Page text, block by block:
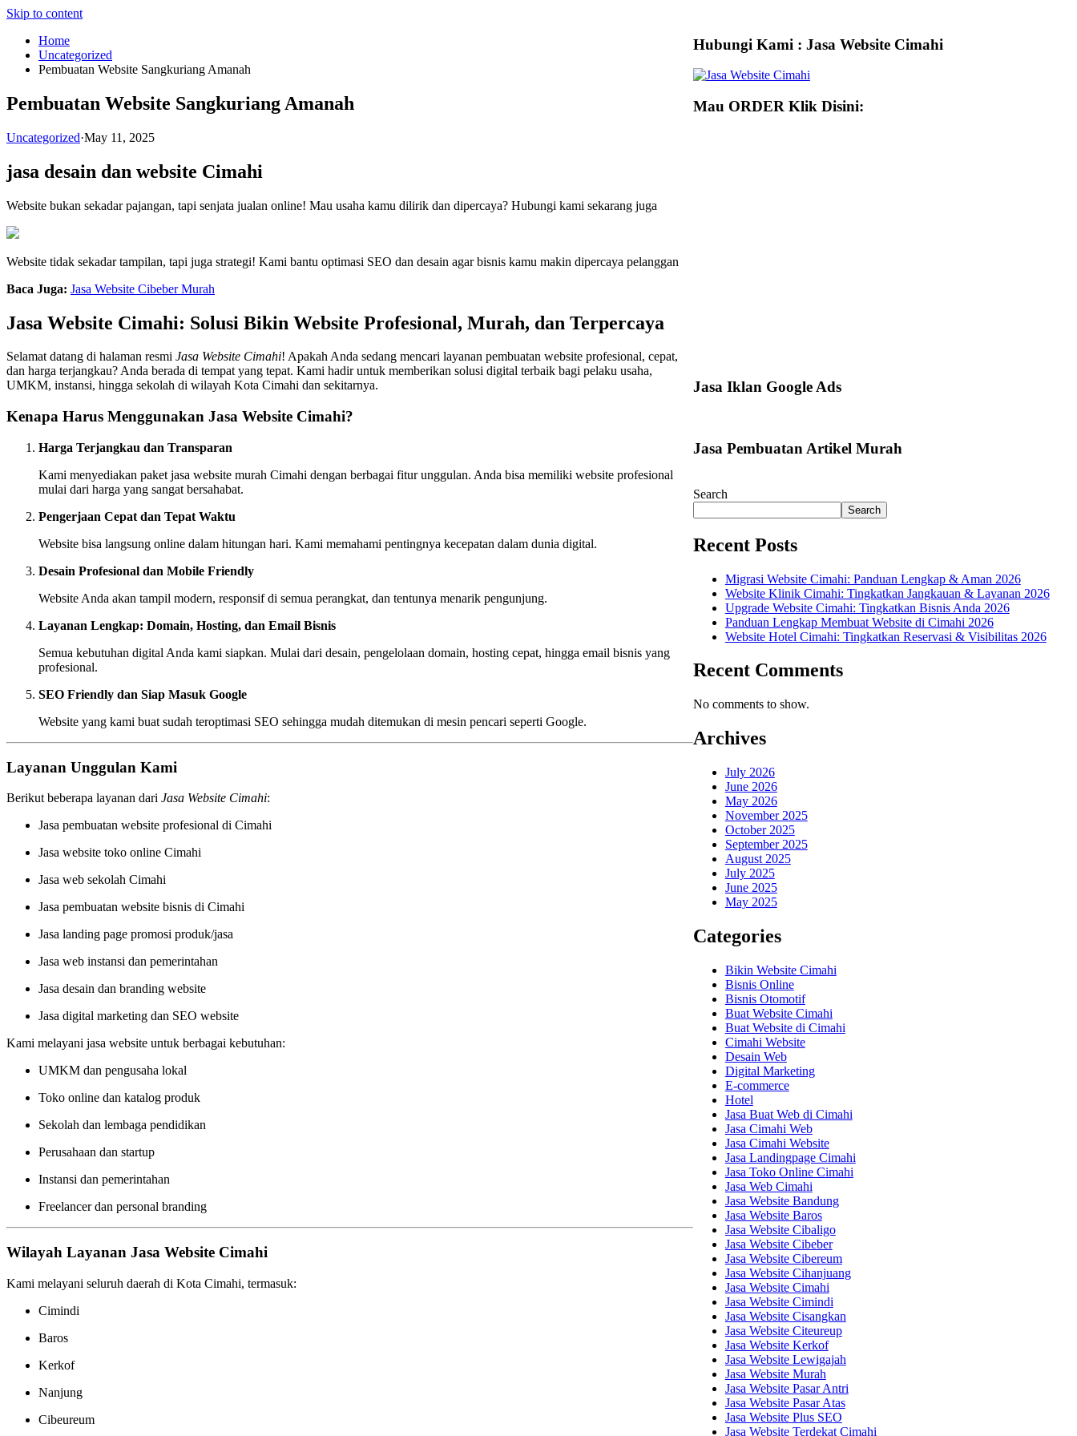
Skip to content
Home
Uncategorized
Pembuatan Website Sangkuriang Amanah
Pembuatan Website Sangkuriang Amanah
Uncategorized·May 11, 2025
jasa desain dan website Cimahi
Website bukan sekadar pajangan, tapi senjata jualan online! Mau usaha kamu dilirik dan dipercaya? Hubungi kami sekarang juga
Website tidak sekadar tampilan, tapi juga strategi! Kami bantu optimasi SEO dan desain agar bisnis kamu makin dipercaya pelanggan
Baca Juga: Jasa Website Cibeber Murah
Jasa Website Cimahi: Solusi Bikin Website Profesional, Murah, dan Terpercaya
Selamat datang di halaman resmi Jasa Website Cimahi! Apakah Anda sedang mencari layanan pembuatan website profesional, cepat,
dan harga terjangkau? Anda berada di tempat yang tepat. Kami hadir untuk memberikan solusi digital terbaik bagi pelaku usaha,
UMKM, instansi, hingga sekolah di wilayah Kota Cimahi dan sekitarnya.
Kenapa Harus Menggunakan Jasa Website Cimahi?
Harga Terjangkau dan Transparan
Kami menyediakan paket jasa website murah Cimahi dengan berbagai fitur unggulan. Anda bisa memiliki website profesional
mulai dari harga yang sangat bersahabat.
Pengerjaan Cepat dan Tepat Waktu
Website bisa langsung online dalam hitungan hari. Kami memahami pentingnya kecepatan dalam dunia digital.
Desain Profesional dan Mobile Friendly
Website Anda akan tampil modern, responsif di semua perangkat, dan tentunya menarik pengunjung.
Layanan Lengkap: Domain, Hosting, dan Email Bisnis
Semua kebutuhan digital Anda kami siapkan. Mulai dari desain, pengelolaan domain, hosting cepat, hingga email bisnis yang
profesional.
SEO Friendly dan Siap Masuk Google
Website yang kami buat sudah teroptimasi SEO sehingga mudah ditemukan di mesin pencari seperti Google.
Layanan Unggulan Kami
Berikut beberapa layanan dari Jasa Website Cimahi:
Jasa pembuatan website profesional di Cimahi
Jasa website toko online Cimahi
Jasa web sekolah Cimahi
Jasa pembuatan website bisnis di Cimahi
Jasa landing page promosi produk/jasa
Jasa web instansi dan pemerintahan
Jasa desain dan branding website
Jasa digital marketing dan SEO website
Kami melayani jasa website untuk berbagai kebutuhan:
UMKM dan pengusaha lokal
Toko online dan katalog produk
Sekolah dan lembaga pendidikan
Perusahaan dan startup
Instansi dan pemerintahan
Freelancer dan personal branding
Wilayah Layanan Jasa Website Cimahi
Kami melayani seluruh daerah di Kota Cimahi, termasuk:
Cimindi
Baros
Kerkof
Nanjung
Cibeureum
Hubungi Kami : Jasa Website Cimahi
Mau ORDER Klik Disini:
Jasa Iklan Google Ads
Jasa Pembuatan Artikel Murah
Search
Search
Recent Posts
Migrasi Website Cimahi: Panduan Lengkap & Aman 2026
Website Klinik Cimahi: Tingkatkan Jangkauan & Layanan 2026
Upgrade Website Cimahi: Tingkatkan Bisnis Anda 2026
Panduan Lengkap Membuat Website di Cimahi 2026
Website Hotel Cimahi: Tingkatkan Reservasi & Visibilitas 2026
Recent Comments
No comments to show.
Archives
July 2026
June 2026
May 2026
November 2025
October 2025
September 2025
August 2025
July 2025
June 2025
May 2025
Categories
Bikin Website Cimahi
Bisnis Online
Bisnis Otomotif
Buat Website Cimahi
Buat Website di Cimahi
Cimahi Website
Desain Web
Digital Marketing
E-commerce
Hotel
Jasa Buat Web di Cimahi
Jasa Cimahi Web
Jasa Cimahi Website
Jasa Landingpage Cimahi
Jasa Toko Online Cimahi
Jasa Web Cimahi
Jasa Website Bandung
Jasa Website Baros
Jasa Website Cibaligo
Jasa Website Cibeber
Jasa Website Cibereum
Jasa Website Cihanjuang
Jasa Website Cimahi
Jasa Website Cimindi
Jasa Website Cisangkan
Jasa Website Citeureup
Jasa Website Kerkof
Jasa Website Lewigajah
Jasa Website Murah
Jasa Website Pasar Antri
Jasa Website Pasar Atas
Jasa Website Plus SEO
Jasa Website Terdekat Cimahi